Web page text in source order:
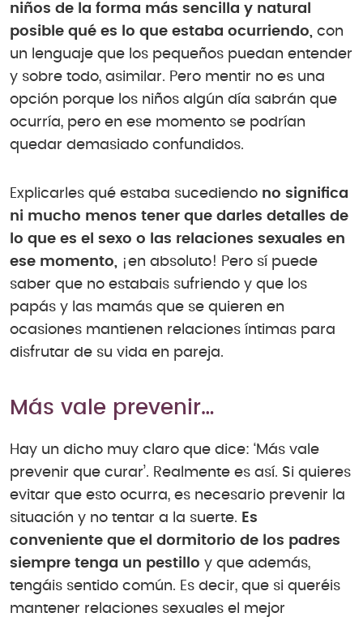
niños de la forma más sencilla y natural
posible qué es lo que estaba ocurriendo, con
un lenguaje que los pequeños puedan entender
y sobre todo, asimilar. Pero mentir no es una
opción porque los niños algún día sabrán que
ocurría, pero en ese momento se podrían
quedar demasiado confundidos.
Explicarles qué estaba sucediendo no significa
ni mucho menos tener que darles detalles de
lo que es el sexo o las relaciones sexuales en
ese momento, ¡en absoluto! Pero sí puede
saber que no estabais sufriendo y que los
papás y las mamás que se quieren en
ocasiones mantienen relaciones íntimas para
disfrutar de su vida en pareja.
Más vale prevenir…
Hay un dicho muy claro que dice: ‘Más vale
prevenir que curar’. Realmente es así. Si quieres
evitar que esto ocurra, es necesario prevenir la
situación y no tentar a la suerte. Es
conveniente que el dormitorio de los padres
siempre tenga un pestillo y que además,
tengáis sentido común. Es decir, que si queréis
mantener relaciones sexuales el mejor